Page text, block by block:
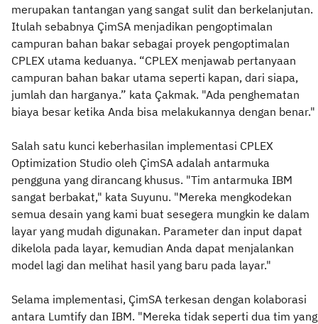
merupakan tantangan yang sangat sulit dan berkelanjutan.
Itulah sebabnya ÇimSA menjadikan pengoptimalan
campuran bahan bakar sebagai proyek pengoptimalan
CPLEX utama keduanya. “CPLEX menjawab pertanyaan
campuran bahan bakar utama seperti kapan, dari siapa,
jumlah dan harganya.” kata Çakmak. "Ada penghematan
biaya besar ketika Anda bisa melakukannya dengan benar."
Salah satu kunci keberhasilan implementasi CPLEX
Optimization Studio oleh ÇimSA adalah antarmuka
pengguna yang dirancang khusus. "Tim antarmuka IBM
sangat berbakat," kata Suyunu. "Mereka mengkodekan
semua desain yang kami buat sesegera mungkin ke dalam
layar yang mudah digunakan. Parameter dan input dapat
dikelola pada layar, kemudian Anda dapat menjalankan
model lagi dan melihat hasil yang baru pada layar."
Selama implementasi, ÇimSA terkesan dengan kolaborasi
antara Lumtify dan IBM. "Mereka tidak seperti dua tim yang